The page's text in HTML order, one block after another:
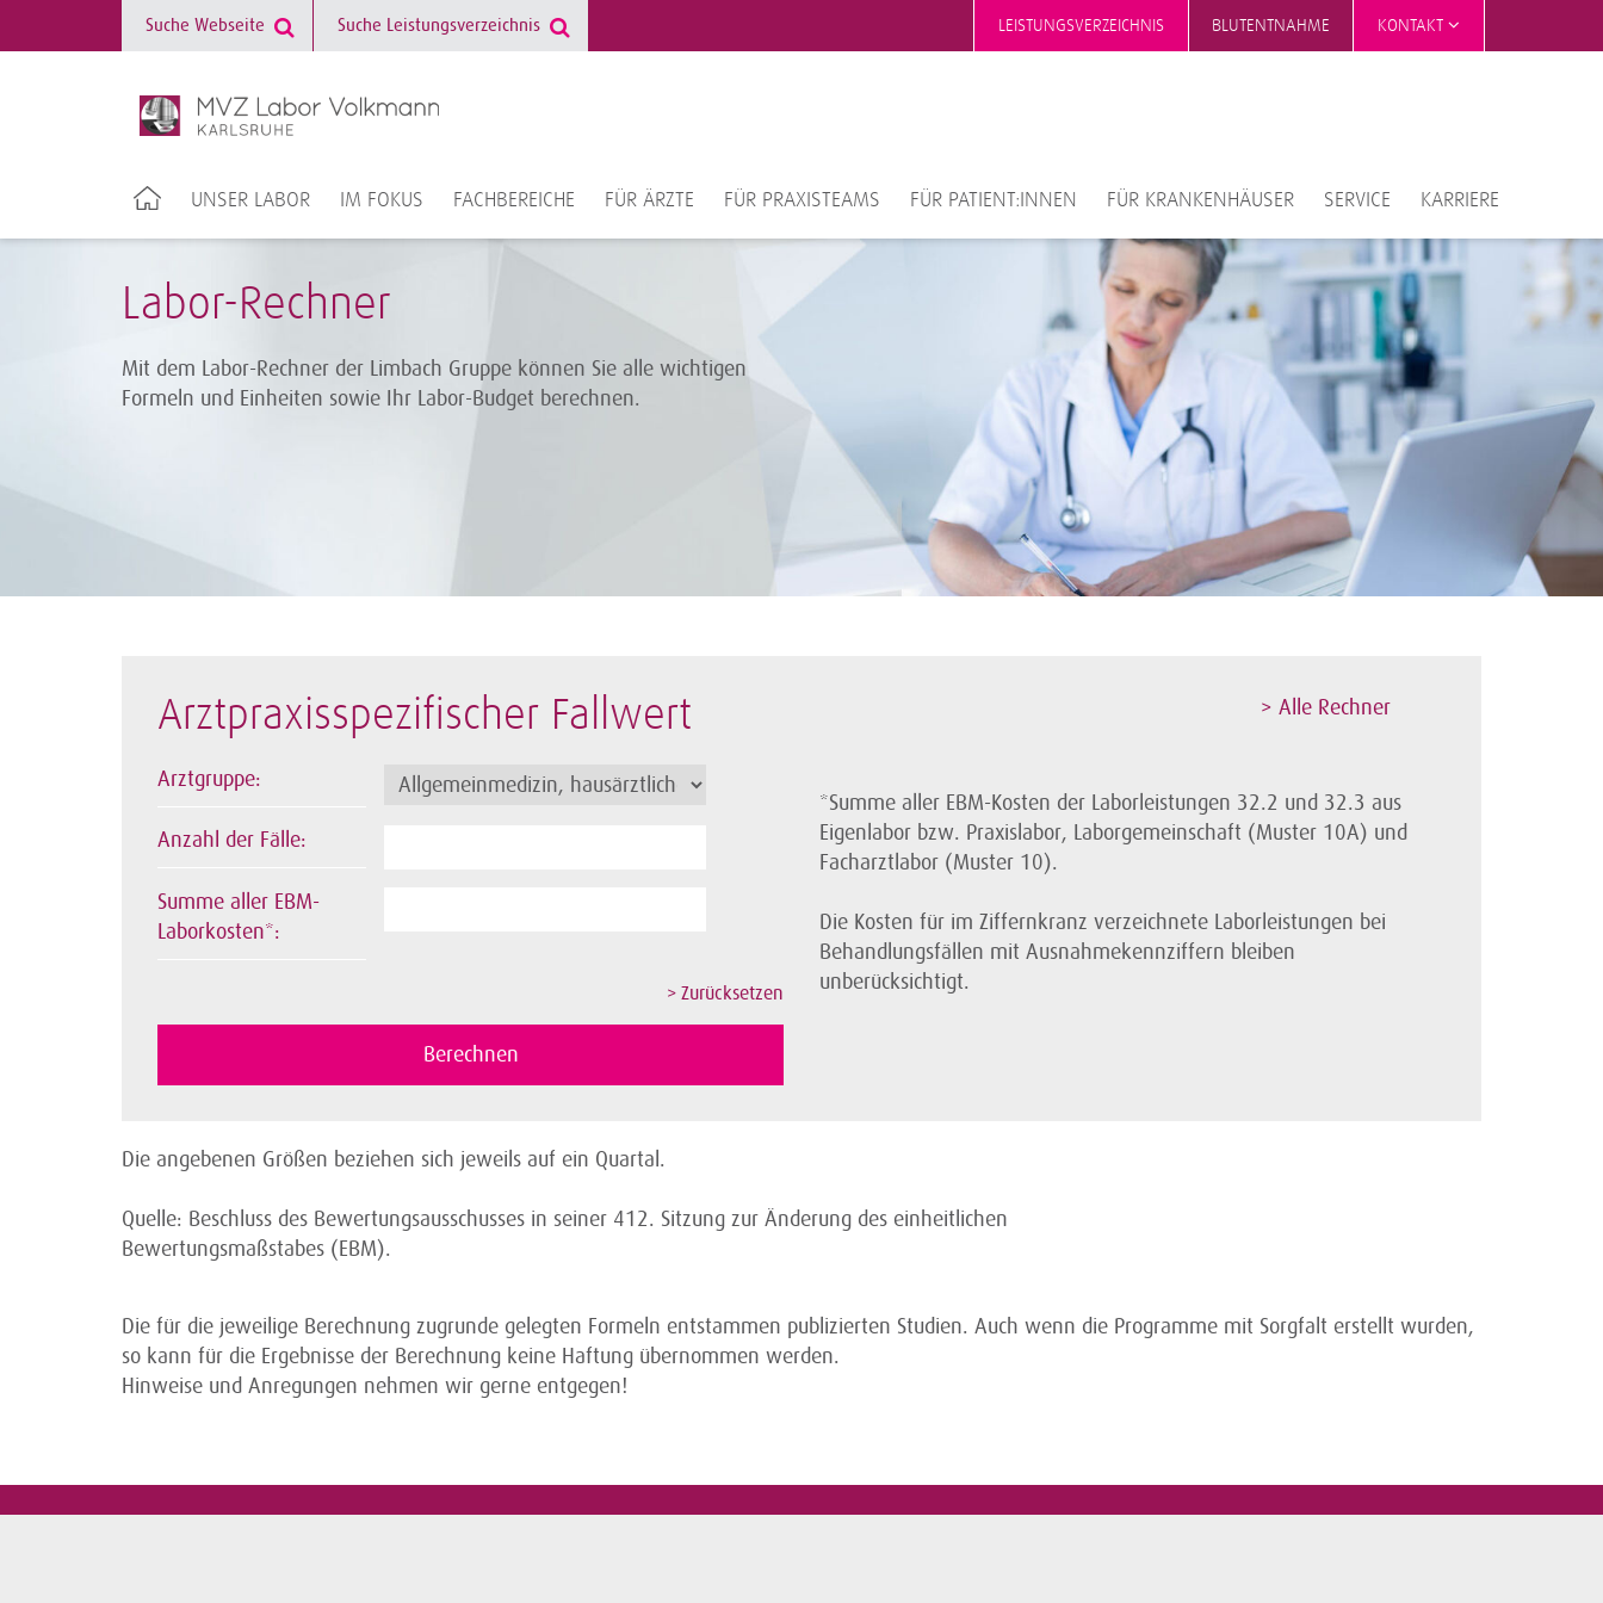
LEISTUNGSVERZEICHNIS BLUTENTNAHME KONTAKT
UNSER LABOR IM FOKUS FACHBEREICHE FÜR ÄRZTE FÜR PRAXISTEAMS FÜR PATIENT:INNEN FÜR KRANKENHÄUSER SERVICE KARRIERE
Labor-Rechner
Mit dem Labor-Rechner der Limbach Gruppe können Sie alle wichtigen
Formeln und Einheiten sowie Ihr Labor-Budget berechnen.
Arztpraxisspezifischer Fallwert > Alle Rechner
Arztgruppe:
Anzahl der Fälle:
Summe aller EBM-
Laborkosten*:
*Summe aller EBM-Kosten der Laborleistungen 32.2 und 32.3 aus
Eigenlabor bzw. Praxislabor, Laborgemeinschaft (Muster 10A) und
Facharztlabor (Muster 10).
Die Kosten für im Ziffernkranz verzeichnete Laborleistungen bei
Behandlungsfällen mit Ausnahmekennziffern bleiben
unberücksichtigt.
Die angebenen Größen beziehen sich jeweils auf ein Quartal.
Quelle: Beschluss des Bewertungsausschusses in seiner 412. Sitzung zur Änderung des einheitlichen
Bewertungsmaßstabes (EBM).
Die für die jeweilige Berechnung zugrunde gelegten Formeln entstammen publizierten Studien. Auch wenn die Programme mit Sorgfalt erstellt wurden,
so kann für die Ergebnisse der Berechnung keine Haftung übernommen werden.
Hinweise und Anregungen nehmen wir gerne entgegen!